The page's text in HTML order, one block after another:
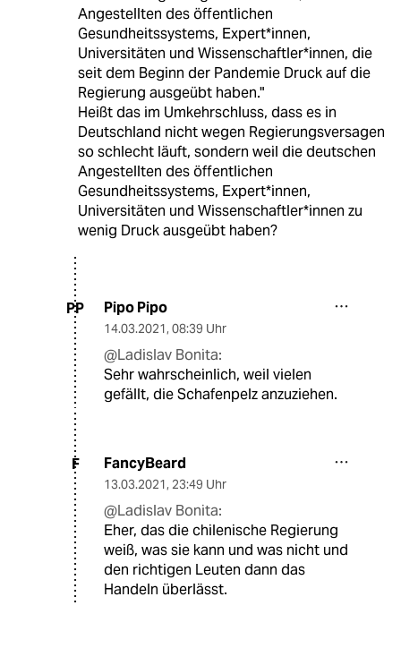
Angestellten des öffentlichen
Gesundheitssystems, Expert*innen,
Universitäten und Wissenschaftler*innen, die
seit dem Beginn der Pandemie Druck auf die
Regierung ausgeübt haben."
Heißt das im Umkehrschluss, dass es in
Deutschland nicht wegen Regierungsversagen
so schlecht läuft, sondern weil die deutschen
Angestellten des öffentlichen
Gesundheitssystems, Expert*innen,
Universitäten und Wissenschaftler*innen zu
wenig Druck ausgeübt haben?
PP Pipo Pipo
14.03.2021, 08:39 Uhr
@Ladislav Bonita:
Sehr wahrscheinlich, weil vielen
gefällt, die Schafenpelz anzuziehen.
F FancyBeard
13.03.2021, 23:49 Uhr
@Ladislav Bonita:
Eher, das die chilenische Regierung
weiß, was sie kann und was nicht und
den richtigen Leuten dann das
Handeln überlässt.